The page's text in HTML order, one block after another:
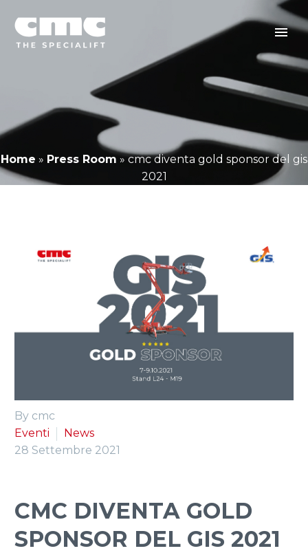
ITALIANO
Home » Press Room »cmc diventa gold sponsor del gis
2021
By cmc
Eventi
News
28 Settembre 2021
CMC DIVENTA GOLD
SPONSOR DEL GIS 2021